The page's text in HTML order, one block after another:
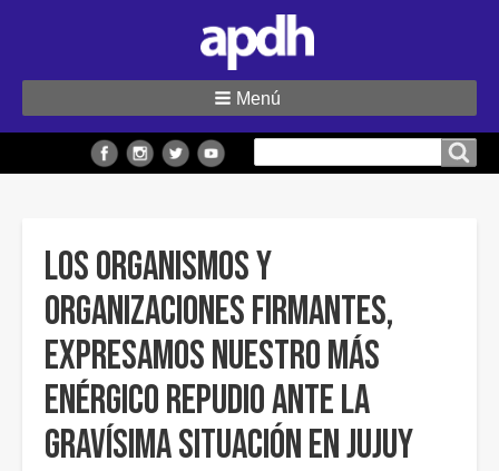
sitio
Menú
Los organismos y
organizaciones firmantes,
expresamos nuestro más
enérgico repudio ante la
gravísima situación en Jujuy